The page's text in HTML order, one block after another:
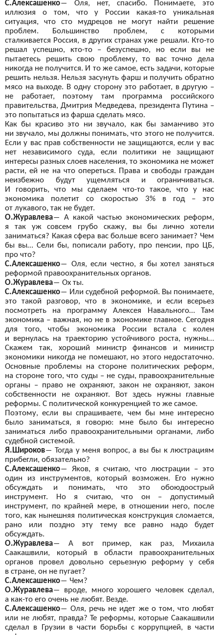
С.Алексашенко―
Оля, нет, спасибо. Понимаете, это
иллюзия о
том, что у
России какая-то уникальная
ситуация, что сто мудрецов не
могут найти решение
проблем. Большинство проблем, с
которыми
сталкивается Россия, в других странах уже решали. Кто-то
решал успешно, кто-то – безуспешно, но
если вы
не
пытаетесь решить свою проблему, то
вас точно дела
никогда не получится. И то же самое, есть задачи, которые
решить нельзя. Нельзя засунуть фарш и получить обратно
мясо на выходе. В одну сторону это работает, в другую –
не
работает, поэтому там программа российского
правительства, Дмитрия Медведева, президента Путина –
это попытаться из фарша сделать мясо.
Как бы
красиво это ни звучало, как бы заманчиво это
ни звучало, мы должны понимать, что этого не получится.
Если у вас прав собственности не защищаются, если у вас
нет независимого суда, если политики не
защищают
интересы разных слоев населения, то экономика не может
расти, ей не на что опереться. Права и свободы граждан
неизбежно будут ущемляться и
ограничиваться.
И
говорить, что мы сделаем что-то такое, что у
нас
экономика полетит со
скоростью 3% в
год – это
от лукавого, так не будет.
О.Журавлева― А какой частью экономических реформ,
я
так уж совсем грубо скажу, вы
бы лично хотели
заниматься? Какая сфера вас больше всего занимает? Чем
бы вы… Сели бы, пописали работу, про пенсии, про ЦБ,
про что?
С.Алексашенко― Оля, если честно, я бы хотел заняться
реформой правоохранительных органов.
О.Журавлева― Ох ты.
С.Алексашенко― Или судебной реформой. Вы понимаете,
это такой разговор, что в
экономике, и
если всерьез
посмотреть на
программу Алексея Навального… Там
экономика – важная, но не в экономике главное. Сегодня
для того, чтобы экономика России встала с
колен
и вернулась на траекторию устойчивого роста, нужны…
Скажем так, хороший министр финансов и
министр
экономики никогда не помешают, но этого недостаточно.
Основные проблемы на стороне политических реформ,
на стороне того, что суды – не суды, правоохранительные
органы – право не охраняют, закон не охраняют, закон
собственности не
охраняют. Вот здесь нужны главные
реформы. С политической конкуренцией то же самое.
Поэтому, если вы спрашиваете, чем бы
мне интересно
было заниматься, я
говорю: мне было бы
интересно
заниматься либо правоохранительными органами, либо
судебной системой.
Я.Широков― Тогда у меня вопрос, а вы бы к люстрациям
прибегли, обязательно?
С.Алексашенко― Яков, я
считаю, что люстрации – это
один из
инструментов, который возможен. Его нужно
обсуждать и
понимать, что это обоюдоострый
инструмент. Но
я считаю, что он
– допустимый
инструмент, по крайней мере, в отношении него, после
того, как нынешняя политическая конструкция сломается,
рано или поздно эту тему все равно надо будет
обсуждать.
О.Журавлева― А вот
пример, как раз, Михаила
Саакашвили, который в
области правоохранительных
органов провел довольно серьезную реформу у
себя
в стране, он не пугает?
С.Алексашенко― Чем?
О.Журавлева―
вроде, много хорошего человек сделал,
а как-то его очень не любят. Везде.
С.Алексашенко― Оля, речь не идет же о том, что любят
или не любят, правда? Те реформы, которые Саакашвили
сделал в
Грузии в части борьбы с коррупцией, в части